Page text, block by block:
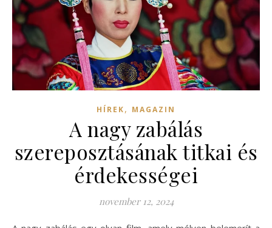
HÍREK, MAGAZIN
A nagy zabálás
szereposztásának titkai és
érdekességei
november 12, 2024